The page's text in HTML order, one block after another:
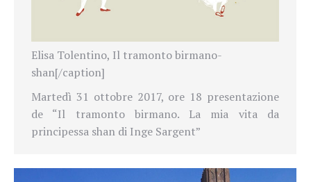
Elisa Tolentino, Il tramonto birmano-
shan[/caption]
Martedì 31 ottobre 2017, ore 18 presentazione
de “Il tramonto birmano. La mia vita da
principessa shan di Inge Sargent”